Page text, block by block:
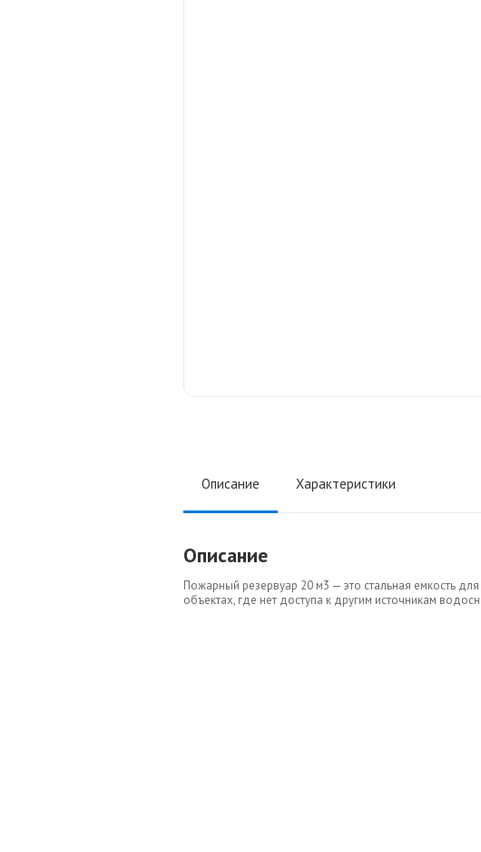
Описание Характеристики
Описание
Пожарный резервуар 20 м3 — это стальная емкость
объектах, где нет доступа к другим источникам